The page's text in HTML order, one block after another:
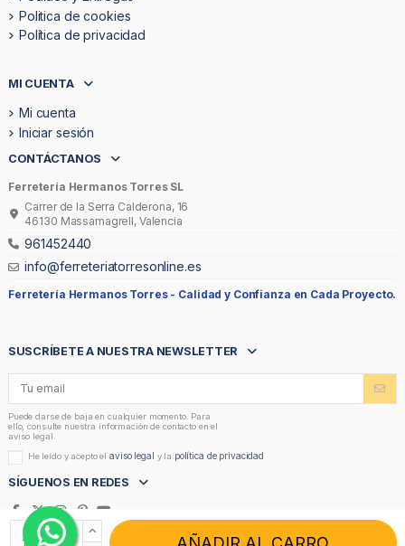
Politica de cookies
Política de privacidad
MI CUENTA
Mi cuenta
Iniciar sesión
CONTÁCTANOS
Ferretería Hermanos Torres SL
Carrer de la Serra Calderona, 16
46130 Massamagrell, Valencia
961452440
info@ferreteriatorresonline.es
Ferretería Hermanos Torres - Calidad y Confianza en Cada Proyecto.
SUSCRÍBETE A NUESTRA NEWSLETTER
Puede darse de baja en cualquier momento. Para
ello, consulte nuestra información de contacto en el
aviso legal.
He leído y acepto elaviso legal y la política de privacidad
SÍGUENOS EN REDES